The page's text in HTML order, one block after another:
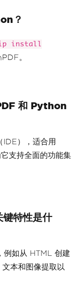
？
install
。
和 Python
），适合用
支持全面的功能集
特性是什
如从 HTML 创建
本和图像提取以